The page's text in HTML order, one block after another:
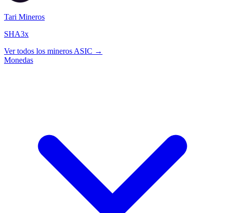
Tari Mineros
SHA3x
Ver todos los mineros ASIC →
Monedas